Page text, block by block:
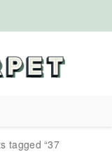
tagged “37”